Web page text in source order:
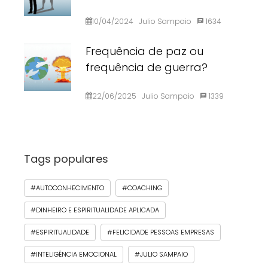
10/04/2024 Julio Sampaio 1634
Frequência de paz ou
frequência de guerra?
22/06/2025 Julio Sampaio 1339
Tags populares
#AUTOCONHECIMENTO #COACHING
#DINHEIRO E ESPIRITUALIDADE APLICADA
#ESPIRITUALIDADE #FELICIDADE PESSOAS EMPRESAS
#INTELIGÊNCIA EMOCIONAL #JULIO SAMPAIO